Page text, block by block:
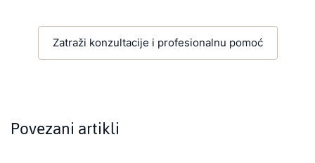
Zatraži konzultacije i profesionalnu pomoć
Povezani artikli